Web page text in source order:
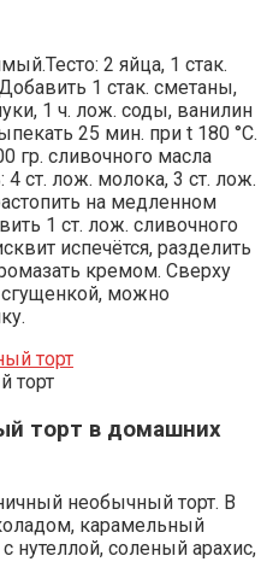
2 яйца, 1 стак.
1 стак. сметаны,
1 ч. лож. соды, ванилин
25 мин. при t 180 °С.
гр. сливочного масла
4 ст. лож. молока, 3 ст. лож.
на медленном
1 ст. лож. сливочного
испечётся, разделить
кремом. Сверху
можно
торт
торт в домашних
необычный торт. В
карамельный
нутеллой, соленый арахис,